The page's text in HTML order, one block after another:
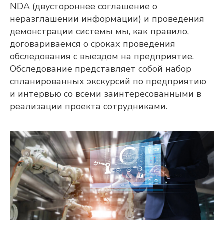
NDA (двустороннее соглашение о
неразглашении информации) и проведения
демонстрации системы мы, как правило,
договариваемся о сроках проведения
обследования с выездом на предприятие.
Обследование представляет собой набор
спланированных экскурсий по предприятию
и интервью со всеми заинтересованными в
реализации проекта сотрудниками.